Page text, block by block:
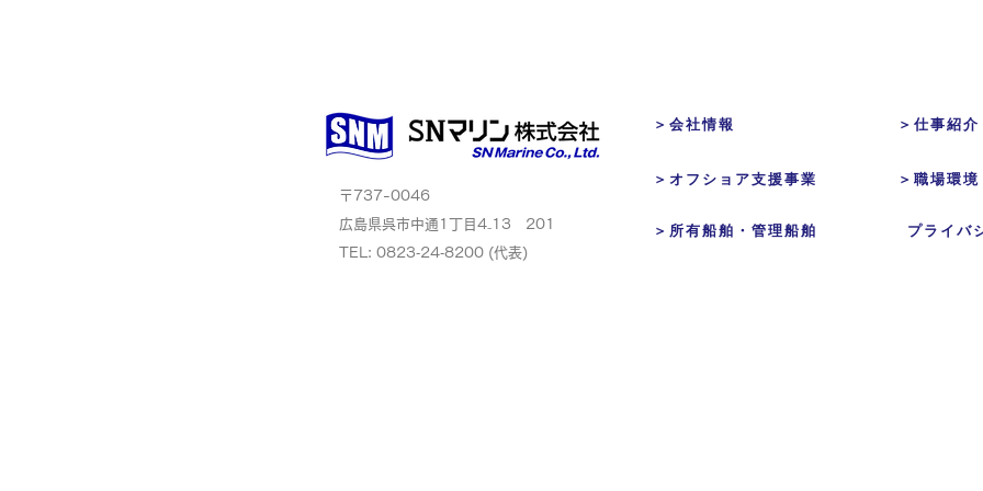
＞会社情報 ＞仕事紹介
〒737-0046
広島県呉市中通1丁目4₋13 201
TEL: 0823‐24‐8200 (代表)​
＞所有船舶・管理船舶
＞職場環境
＞オフショア支援事業
プライバ